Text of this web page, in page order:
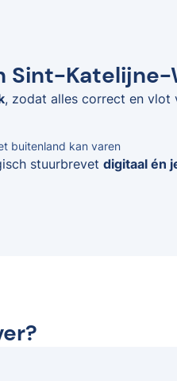
Sint-Katelijne-
, zodat alles correct en vlot
buitenland kan varen
stuurbrevetdigitaal én